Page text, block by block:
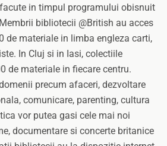
in timpul programului obisnuit
bibliotecii @British au acces
de materiale in limba engleza carti,
In Cluj si in Iasi, colectiile
de materiale in fiecare centru.
precum afaceri, dezvoltare
comunicare, parenting, cultura
vor putea gasi cele mai noi
documentare si concerte britanice